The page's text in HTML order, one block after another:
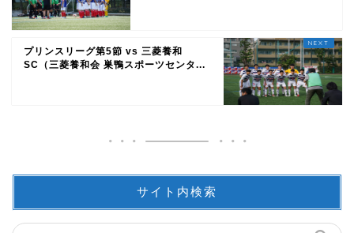
プリンスリーグ第5節 vs 三菱養和
SC（三菱養和会 巣鴨スポーツセンタ...
サイト内検索